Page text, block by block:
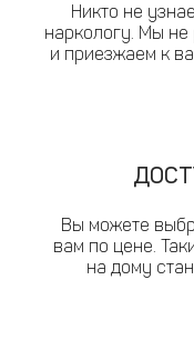
Никто не
наркологу. Мы
и приезжаем к
Вы можете
вам по цене.
на дому